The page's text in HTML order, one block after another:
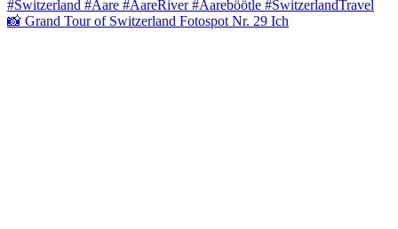
📸 Grand Tour of Switzerland Fotospot Nr. 29 Ich